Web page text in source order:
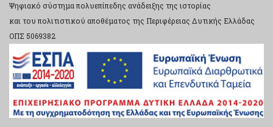
Ψηφιακό σύστημα πολυεπίπεδης ανάδειξης της ιστορίας
και του πολιτιστικού αποθέματος της Περιφέρειας Δυτικής Ελλάδας
ΟΠΣ 5069382